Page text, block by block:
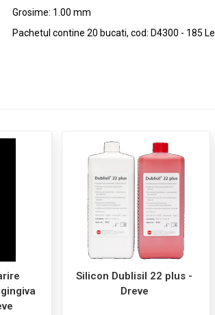
Grosime: 1.00 mm
Pachetul contine 20 bucati, cod: D4300 - 185
Silicon Dublisil 22 plus -
Dreve